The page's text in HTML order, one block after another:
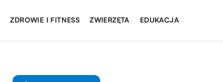
ZDROWIE I FITNESS ZWIERZĘTA EDUKACJA